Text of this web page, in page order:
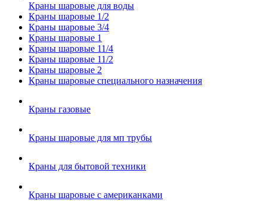
Краны шаровые для воды
Краны шаровые 1/2
Краны шаровые 3/4
Краны шаровые 1
Краны шаровые 11/4
Краны шаровые 11/2
Краны шаровые 2
Краны шаровые специального назначения
Краны газовые
Краны шаровые для мп трубы
Краны для бытовой техники
Краны шаровые с американками